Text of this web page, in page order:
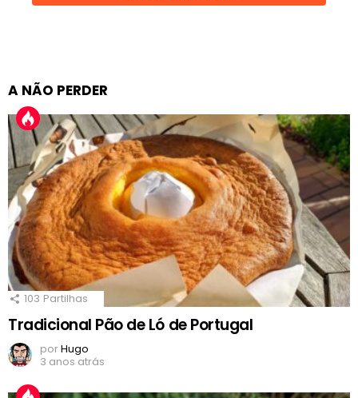
A NÃO PERDER
103 Partilhas
Tradicional Pão de Ló de Portugal
porHugo
3 anos atrás